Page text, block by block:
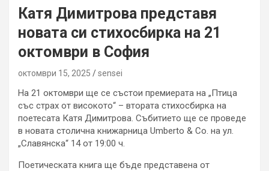
Катя Димитрова представя
новата си стихосбирка на 21
октомври в София
октомври 15, 2025 sensei
На 21 октомври ще се състои премиерата на „Птица
със страх от високото“ – втората стихосбирка на
поетесата Катя Димитрова. Събитието ще се проведе
в новата столична книжарница Umberto & Co. на ул.
„Славянска“ 14 oт 19:00 ч.
Поетическата книга ще бъде представена от